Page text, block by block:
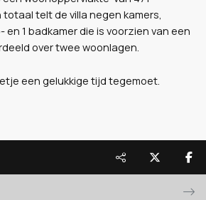
telt de villa negen kamers,
en 1 badkamer die is voorzien van een
over twee woonlagen.
een gelukkige tijd tegemoet.